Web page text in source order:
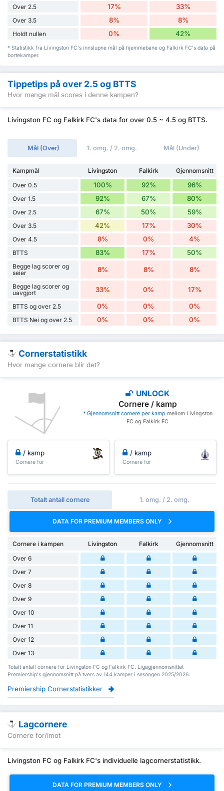
Over 2.5 17% 33%
Over 3.5 8% 8%
Holdt nullen 0% 42%
* Statistikk fra Livingston FC's innslupne mål på hjemmebane og Falkirk FC's data på
bortekamper.
Tippetips på over 2.5 og BTTS
Hvor mange mål scores i denne kampen?
Livingston FC og Falkirk FC's data for over 0.5 ~ 4.5 og BTTS.
Mål (Over) 1. omg. / 2. omg. Mål (Under)
Kampmål Livingston Falkirk
Gjennomsnitt
Over 0.5
100% 92% 96%
Over 1.5 92% 67% 80%
Over 2.5 67% 50% 59%
Over 3.5 42% 17% 30%
Over 4.5 8% 0% 4%
BTTS 83% 17% 50%
Begge lag scorer og
seier
8% 8% 8%
Begge lag scorer og
uavgjort
33% 0% 17%
BTTS og over 2.5 0% 0% 0%
BTTS Nei og over 2.5 0% 0% 0%
Cornerstatistikk
Hvor mange cornere blir det?
UNLOCK
Cornere / kamp
* Gjennomsnitt cornere per kamp mellom Livingston
FC og Falkirk FC
/ kamp
Cornere for
/ kamp
Cornere for
Totalt antall cornere 1. omg. / 2. omg.
DATA FOR PREMIUM MEMBERS ONLY
Cornere i kampen Livingston Falkirk
Gjennomsnitt
Over 6
Over 7
Over 8
Over 9
Over 10
Over 11
Over 12
Over 13
Totalt antall cornere for Livingston FC og Falkirk FC. Ligagjennomsnittet
Premiership's gjennomsnitt på tvers av 144 kamper i sesongen 2025/2026.
Premiership Cornerstatistikker
Lagcornere
Cornere for/imot
Livingston FC og Falkirk FC's individuelle lagcornerstatistikk.
DATA FOR PREMIUM MEMBERS ONLY